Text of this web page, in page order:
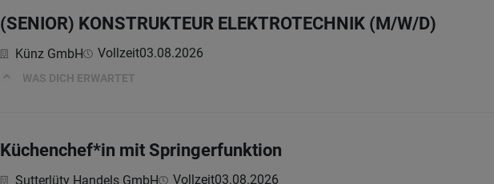
(SENIOR) KONSTRUKTEUR ELEKTROTECHNIK (M/W/D)
Künz GmbH Vollzeit03.08.2026
WAS DICH ERWARTET
Küchenchef*in mit Springerfunktion
Sutterlüty Handels GmbH Vollzeit03.08.2026